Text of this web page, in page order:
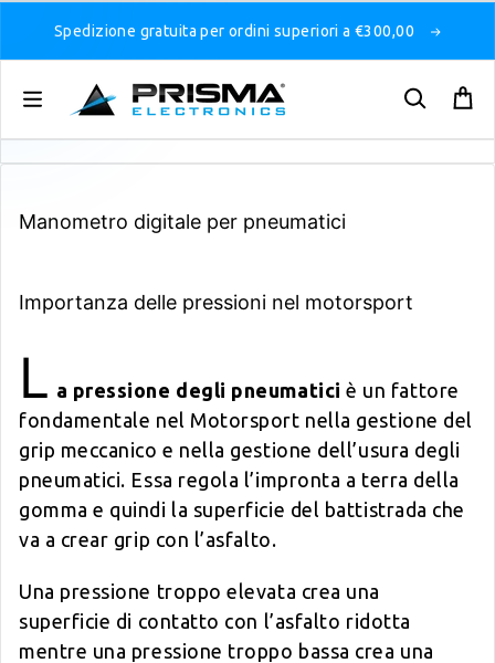
Spedizione gratuita per ordini superiori a €300,00
Manometro digitale per pneumatici
Importanza delle pressioni nel motorsport
L a pressione degli pneumatici è un fattore
fondamentale nel Motorsport nella gestione del
grip meccanico e nella gestione dell’usura degli
pneumatici. Essa regola l’impronta a terra della
gomma e quindi la superficie del battistrada che
va a crear grip con l’asfalto.
Una pressione troppo elevata crea una
superficie di contatto con l’asfalto ridotta
mentre una pressione troppo bassa crea una